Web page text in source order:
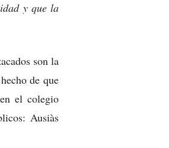
y que la
son la
de que
el colegio
Ausiàs